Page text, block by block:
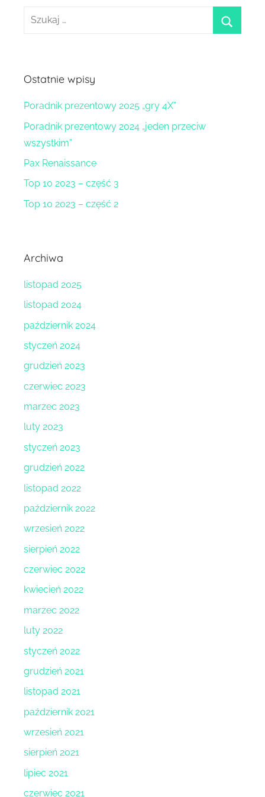
Szukaj:
Ostatnie wpisy
Poradnik prezentowy 2025 „gry 4X”
Poradnik prezentowy 2024 „jeden przeciw
wszystkim”
Pax Renaissance
Top 10 2023 – część 3
Top 10 2023 – część 2
Archiwa
listopad 2025
listopad 2024
październik 2024
styczeń 2024
grudzień 2023
czerwiec 2023
marzec 2023
luty 2023
styczeń 2023
grudzień 2022
listopad 2022
październik 2022
wrzesień 2022
sierpień 2022
czerwiec 2022
kwiecień 2022
marzec 2022
luty 2022
styczeń 2022
grudzień 2021
listopad 2021
październik 2021
wrzesień 2021
sierpień 2021
lipiec 2021
czerwiec 2021